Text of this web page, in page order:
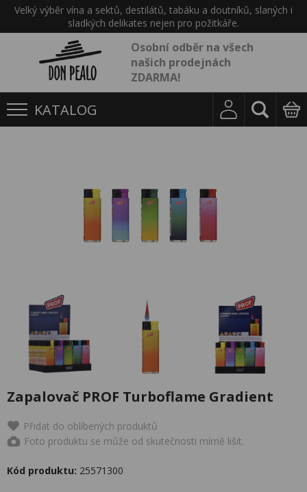
Velký výběr vína a sektů, destilátů, tabáku a doutníků, slaných i
sladkých delikates nejen pro požitkáře.
Osobní odběr na všech
našich prodejnách
ZDARMA!
KATALOG
Zapalovač PROF Turboflame Gradient
Přidat do oblíbených produktů
Foto produktu se může od skutečnosti mírně lišit.
Kód produktu: 25571300